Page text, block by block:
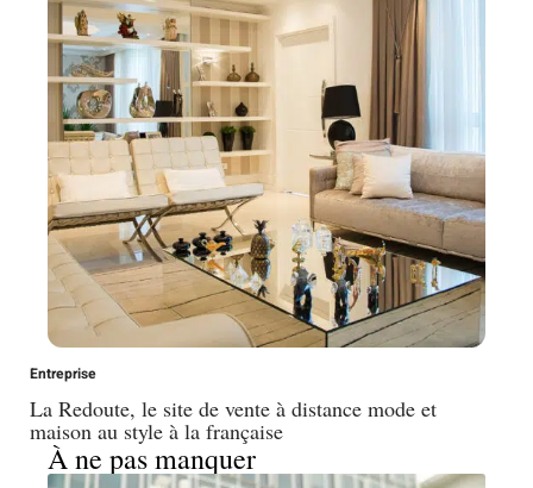
Entreprise
La Redoute, le site de vente à distance mode et
maison au style à la française
À ne pas manquer